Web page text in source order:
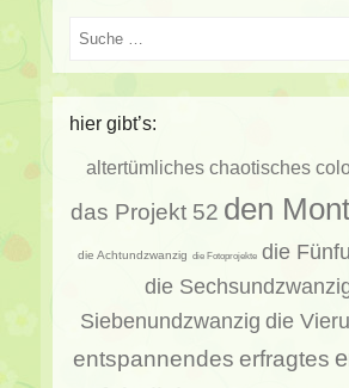
Suche
hier gibt’s:
altertümliches chaotisches
das Projekt 52 den
die Achtundzwanzig die Fotoprojekte die
die
Siebenundzwanzig die
entspannendes erfragtes